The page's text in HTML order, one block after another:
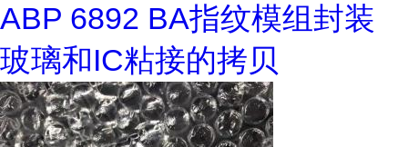
ABP 6892 BA指纹模组封装
玻璃和IC粘接的拷贝